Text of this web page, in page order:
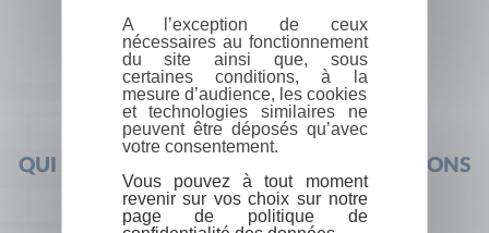
QUI SOMMES-NOUS ? FOIRE AUX QUESTIONS
A l’exception de ceux
nécessaires au fonctionnement
du site ainsi que, sous
certaines conditions, à la
mesure d’audience, les cookies
et technologies similaires ne
peuvent être déposés qu’avec
votre consentement.
Vous pouvez à tout moment
revenir sur vos choix sur notre
page de politique de